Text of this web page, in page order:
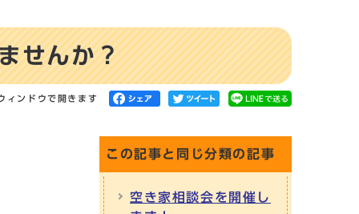
せんか？
ィンドウで開きます
この記事と同じ分類の記事
空き家相談会を開催し